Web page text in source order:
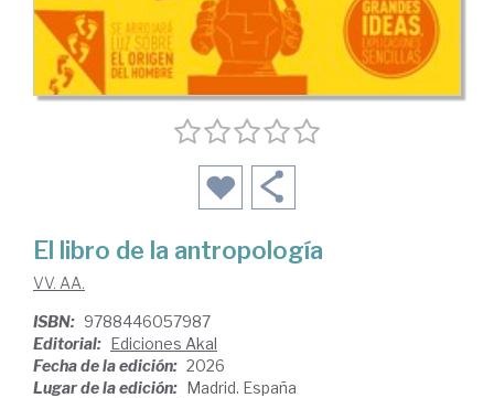
El libro de la antropología
VV. AA.
ISBN: 9788446057987
Editorial: Ediciones Akal
Fecha de la edición: 2026
Lugar de la edición: Madrid. España